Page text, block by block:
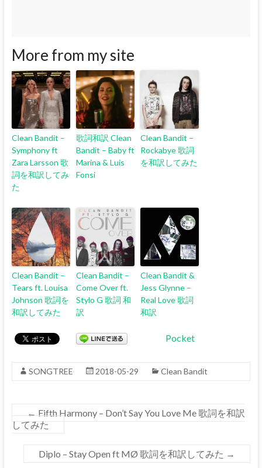
More from my site
Clean Bandit –
Symphony ft
Zara Larsson 歌
詞を和訳してみ
た
歌詞和訳 Clean
Bandit – Baby ft
Marina & Luis
Fonsi
Clean Bandit –
Rockabye 歌詞
を和訳してみた
Clean Bandit –
Tears ft. Louisa
Johnson 歌詞を
和訳してみた
Clean Bandit –
Come Over ft.
Stylo G 歌詞 和
訳
Clean Bandit &
Jess Glynne –
Real Love 歌詞
和訳
Pocket
SONGTREE 2018-05-29 Clean Bandit
← Fifth Harmony – Don’t Say You Love Me 歌詞を和訳
してみた
Diplo – Stay Open ft MØ 歌詞を和訳してみた →